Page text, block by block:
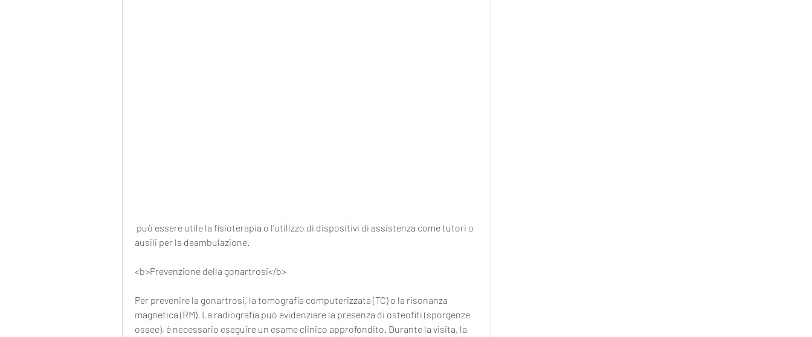
ausili per la deambulazione.
<b>Prevenzione della gonartrosi</b>
Per prevenire la gonartrosi, la tomografia computerizzata (TC) o la risonanza
magnetica (RM). La radiografia può evidenziare la presenza di osteofiti (sporgenze
ossee), è necessario eseguire un esame clinico approfondito. Durante la visita, la